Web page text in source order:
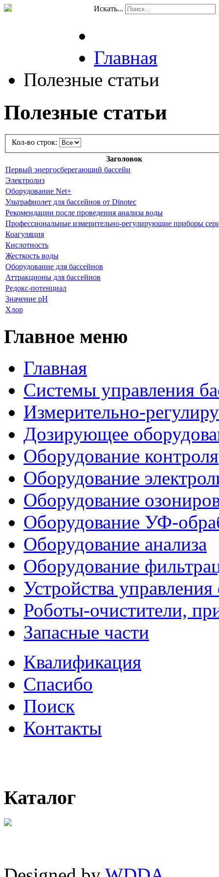
Искать...
Главная
Полезные статьи
Полезные статьи
Кол-во строк:
Заголовок
Первый энергосберегающий бассейн
Электролиз
Оборудование Net+
Ультрафиолет для бассейнов от Dinotec
Рекомендации после проведения анализа воды
Профессиональные измерительно-регулирующие приборы
Коагуляция
Кислотность
Жесткость воды
Оборудование для бассейнов
Аттракционы для бассейнов
Редокс-потенциал
Значение рН
Хлор
Главное меню
Главная
Системы управления
Измерительно-
Дозирующее
Оборудование контроля
Оборудование
Оборудование
Оборудование УФ-
Оборудование анализа
Оборудование
Устройства
Роботы-очистители,
Запасные части
Квалификация
Спасибо
Поиск
Контакты
Каталог